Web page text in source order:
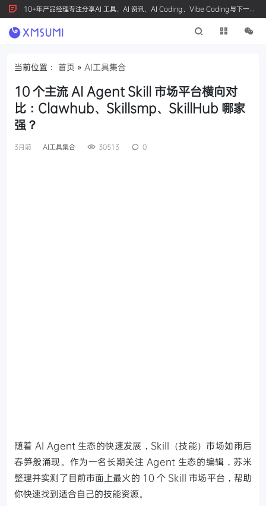
10+年产品经理专注分享AI 工具、AI 资讯、AI Coding、Vibe Coding与下一代
产品创新，按 Ctrl+D 收藏我们
当前位置： 首页 » AI工具集合
10 个主流 AI Agent Skill 市场平台横向对
比：Clawhub、Skillsmp、SkillHub 哪家
强？
3月前 AI工具集合 30513 0
随着 AI Agent 生态的快速发展，Skill（技能）市场如雨后
春笋般涌现。作为一名长期关注 Agent 生态的编辑，苏米
整理并实测了目前市面上最火的 10 个 Skill 市场平台，帮助
你快速找到适合自己的技能资源。